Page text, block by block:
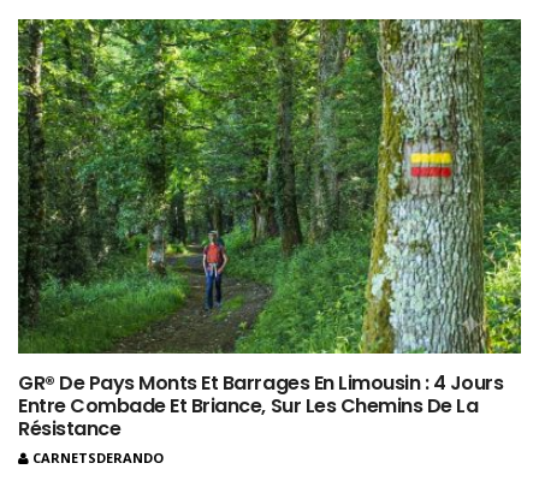
GR® De Pays Monts Et Barrages En Limousin : 4 Jours
Entre Combade Et Briance, Sur Les Chemins De La
Résistance
CARNETSDERANDO